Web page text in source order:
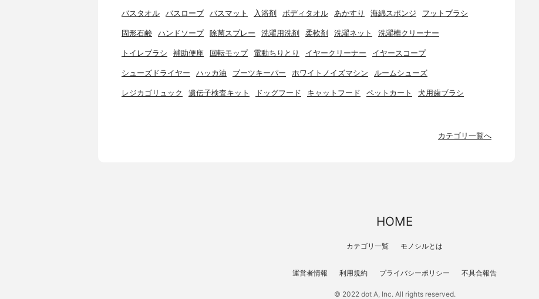
バスタオル バスローブ バスマット 入浴剤 ボディタオル あかすり 海綿スポンジ フットブラシ
固形石鹸 ハンドソープ 除菌スプレー 洗濯用洗剤 柔軟剤 洗濯ネット 洗濯槽クリーナー
トイレブラシ 補助便座 回転モップ 電動ちりとり イヤークリーナー イヤースコープ
シューズドライヤー ハッカ油 ブーツキーパー ホワイトノイズマシン ルームシューズ
レジカゴリュック 遺伝子検査キット ドッグフード キャットフード ペットカート 犬用歯ブラシ
カテゴリ一覧へ
HOME
カテゴリ一覧 モノシルとは
運営者情報 利用規約 プライバシーポリシー 不具合報告
© 2022 dot A, Inc. All rights reserved.